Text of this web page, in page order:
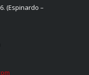
(Espinardo –